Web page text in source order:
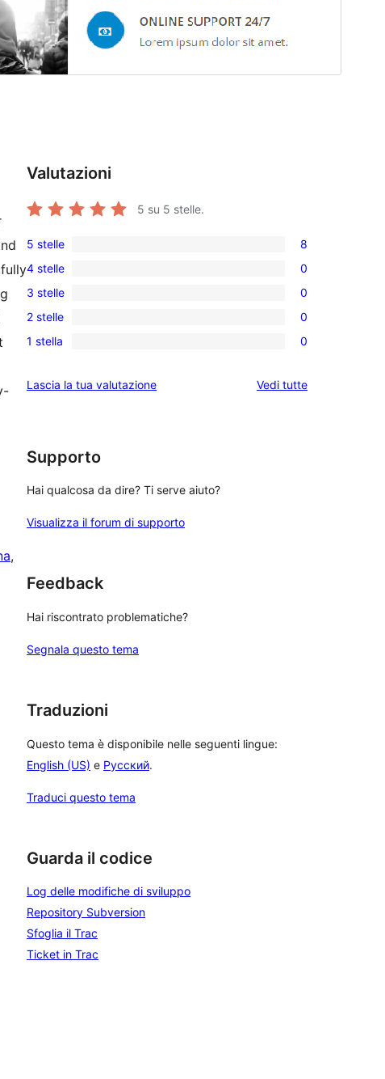
Valutazioni
5 su 5 stelle.
8
recensioni
a
5-
stelle
5 stelle 8
0
recensioni
a
4-
4 stelle 0
0
recensioni
a
stelle
3 stelle 0
0
recensioni
2-
2 stelle 0
0
a
1 stella 0
Lascia la tua valutazione Vedi tuttele
Supporto
Hai qualcosa da dire? Ti serve aiuto?
Visualizza il forum di supporto
Feedback
Hai riscontrato problematiche?
Segnala questo tema
Traduzioni
Questo tema è disponibile nelle seguenti lingue:
English (US) e Русский.
Traduci questo tema
Guarda il codice
Log delle modifiche di sviluppo
Repository Subversion
Sfoglia il Trac
Ticket in Trac